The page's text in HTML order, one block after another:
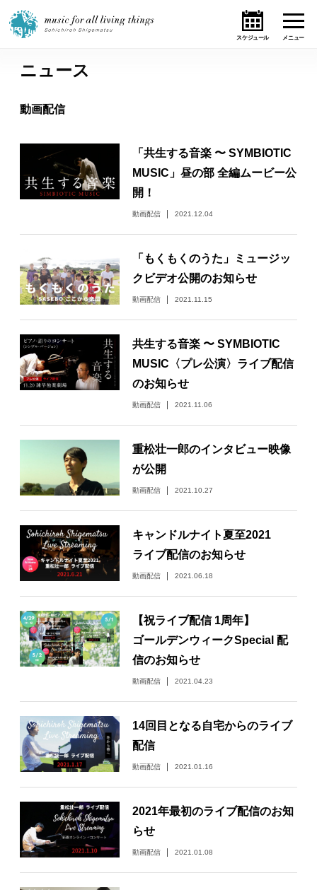
ホーム
ニュース
テーマ
ライブ・スケジュール
作品
オンライン・ショップ
ギャラリー
日々のレポート
Specials
演奏依頼
ニュース
動画配信
「共生する音楽 〜 SYMBIOTIC
MUSIC」昼の部 全編ムービー公
開！
動画配信 2021.12.04
「もくもくのうた」ミュージッ
クビデオ公開のお知らせ
動画配信 2021.11.15
共生する音楽 〜 SYMBIOTIC
MUSIC〈プレ公演〉ライブ配信
のお知らせ
動画配信 2021.11.06
重松壮一郎のインタビュー映像
が公開
動画配信 2021.10.27
キャンドルナイト夏至2021
ライブ配信のお知らせ
動画配信 2021.06.18
【祝ライブ配信 1周年】
ゴールデンウィークSpecial 配
信のお知らせ
動画配信 2021.04.23
14回目となる自宅からのライブ
配信
動画配信 2021.01.16
2021年最初のライブ配信のお知
らせ
動画配信 2021.01.08